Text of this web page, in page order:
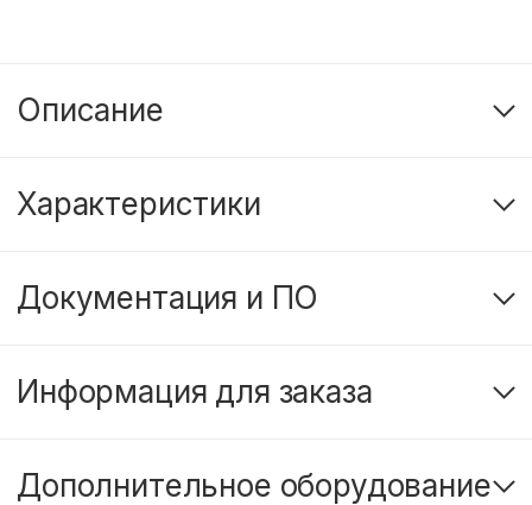
Описание
Характеристики
Документация и ПО
Информация для заказа
Дополнительное оборудование